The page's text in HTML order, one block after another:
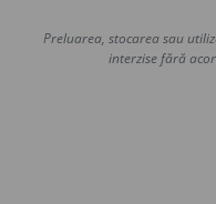
Preluarea, stocarea sau
interzise fără